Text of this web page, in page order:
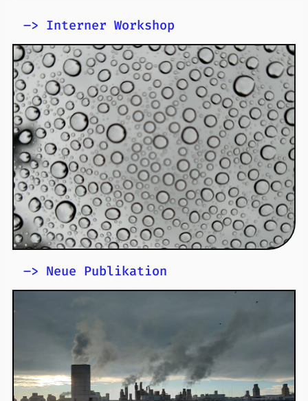
–> Interner Workshop
Materialität und Recht im Anthropozän
Wann?
9.–10. Juli 2026
Wo?
Universität Hamburg
Was?
interner Workshop
Mehr Infos zur
Veranstaltung
–> Neue Publikation
Labor on the Line. Justice at Work on Assam Tea
Plantations
Wolf
, Anna-Lena: Labor on the Line. Justice at Work on
Assam Tea Plantations (2025). New York: Cornell University